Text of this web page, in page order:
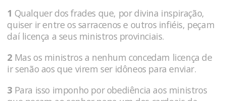
1 Qualquer dos frades que, por divina inspiração,
quiser ir entre os sarracenos e outros infiéis, peçam
daí licença a seus ministros provinciais.
2 Mas os ministros a nenhum concedam licença de
ir senão aos que virem ser idôneos para enviar.
3 Para isso imponho por obediência aos ministros